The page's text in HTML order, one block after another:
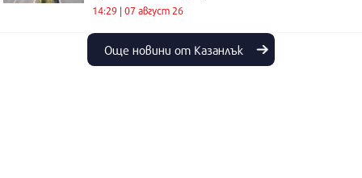
14:29 | 07 август 26
Още новини от Казанлък